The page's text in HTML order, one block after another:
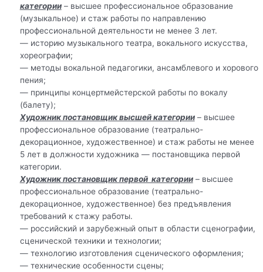
категории– высшее профессиональное образование
(музыкальное) и стаж работы по направлению
профессиональной деятельности не менее 3 лет.
— историю музыкального театра, вокального искусства,
хореографии;
— методы вокальной педагогики, ансамблевого и хорового
пения;
— принципы концертмейстерской работы по вокалу
(балету);
Художник постановщик высшей категории– высшее
профессиональное образование (театрально-
декорационное, художественное) и стаж работы не менее
5 лет в должности художника — постановщика первой
категории.
Художник постановщик первой категории– высшее
профессиональное образование (театрально-
декорационное, художественное) без предъявления
требований к стажу работы.
— российский и зарубежный опыт в области сценографии,
сценической техники и технологии;
— технологию изготовления сценического оформления;
— технические особенности сцены;